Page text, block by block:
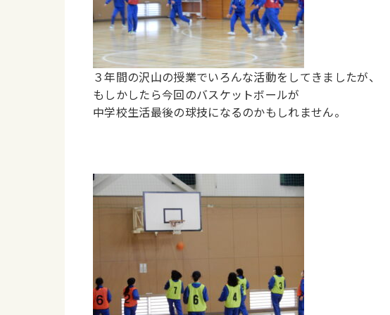
３年間の沢山の授業でいろんな活動をしてきましたが、
もしかしたら今回のバスケットボールが
中学校生活最後の球技になるのかもしれません。